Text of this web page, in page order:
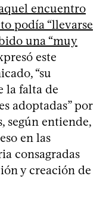
encuentro
podía “llevarse
una “muy
este
“su
la falta de
adoptadas” por
según entiende,
en las
consagradas
y creación de